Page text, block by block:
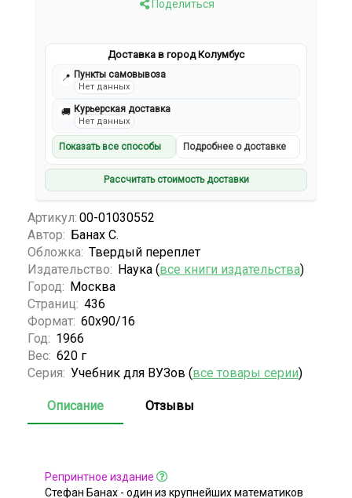
Поделиться
Доставка в город Колумбус
📍 Пункты самовывоза
Нет данных
🚚 Курьерская доставка
Нет данных
Показать все способы Подробнее о доставке
Рассчитать стоимость доставки
Артикул: 00-01030552
Автор: Банах С.
Обложка: Твердый переплет
Издательство: Наука (все книги издательства)
Город: Москва
Страниц: 436
Формат: 60х90/16
Год: 1966
Вес: 620 г
Серия: Учебник для ВУЗов (все товары серии)
Описание Отзывы
Репринтное издание
Стефан Банах - один из крупнейших математиков